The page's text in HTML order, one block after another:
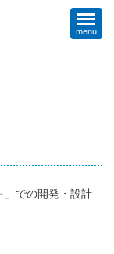
menu
」での開発・設計